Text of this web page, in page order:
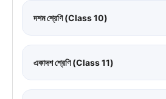
দশম শ্রেণি (Class 10)
একাদশ শ্রেণি (Class 11)